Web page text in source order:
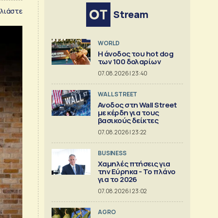
Stream
WORLD
Η άνοδος του hot dog
των 100 δολαρίων
07.08.2026 | 23:40
WALL STREET
Ανοδος στη Wall Street
με κέρδη για τους
βασικούς δείκτες
07.08.2026 | 23:22
BUSINESS
Χαμηλές πτήσεις για
την Εύρηκα - Το πλάνο
για το 2026
07.08.2026 | 23:02
AGRO